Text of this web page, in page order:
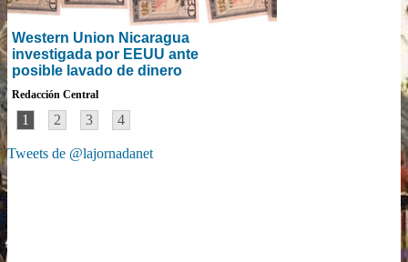
Western Union Nicaragua
investigada por EEUU ante
posible lavado de dinero
Redacción Central
1 2 3 4
Tweets de @lajornadanet